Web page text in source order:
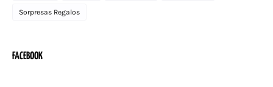
Sorpresas Regalos
FACEBOOK